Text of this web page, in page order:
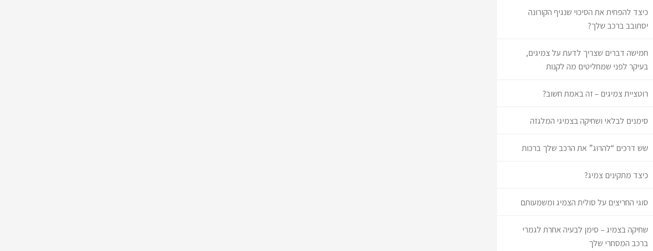
כיצד להפחית את הסיכוי שנגיף הקורונה
יסתובב ברכב שלך?
חמישה דברים שצריך לדעת על צמיגים,
בעיקר לפני שמחליטים מה לקנות
רוטציית צמיגים – זה באמת חשוב?
סימנים לבלאי ושחיקה בצמיגי המלגזה
שש דרכים “להרוג” את הרכב שלך ברכות
כיצד מתקינים צמיג?
סוגי החריצים על סולית הצמיג ומשמעותם
שחיקה בצמיג – סימן לבעיה אחרת לגמרי
ברכב המסחרי שלך